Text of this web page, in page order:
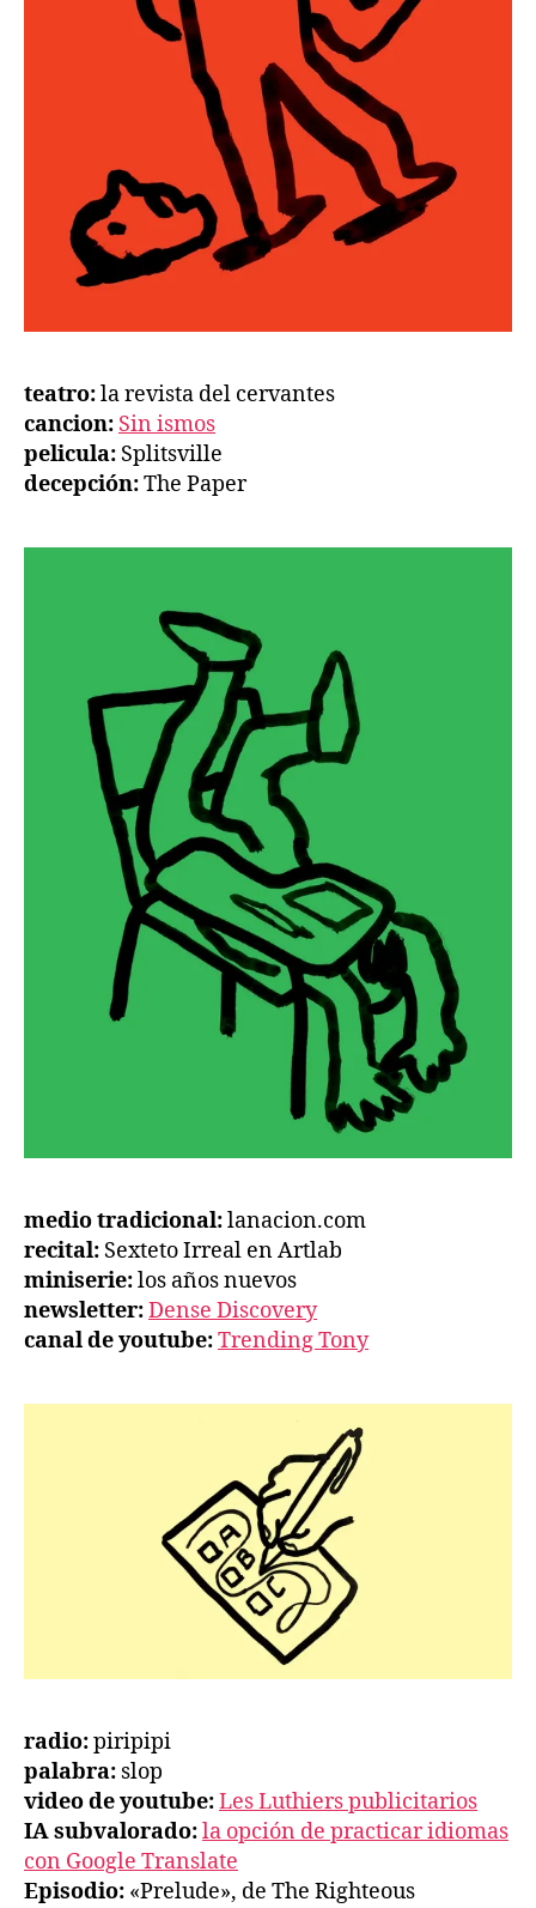
teatro:la revista del cervantes
cancion: Sin ismos
pelicula: Splitsville
decepción:The Paper
medio tradicional:lanacion.com
recital: Sexteto Irreal en Artlab
miniserie:los años nuevos
newsletter:Dense Discovery
canal de youtube:Trending Tony
radio:piripipi
palabra: slop
video de youtube:Les Luthiers publicitarios
IA subvalorado:la opción de practicar idiomas
con Google Translate
Episodio: «Prelude», de The Righteous